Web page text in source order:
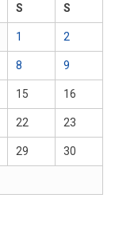
S S
1 2
8 9
15 16
22 23
29 30